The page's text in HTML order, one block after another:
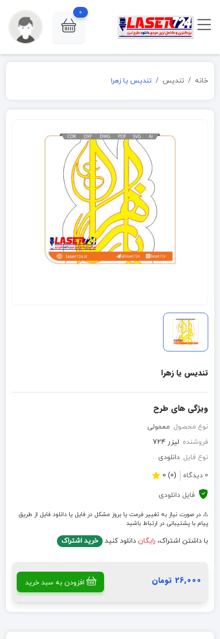
0
خانه تندیس تندیس یا زهرا
تندیس یا زهرا
ویژگی های طرح
نوع محصول معمولی
فروشنده لیزر 724
نوع فایل دانلودی
0 دیدگاه
(0) 0
فایل دانلودی
⚠️ در صورت نیاز به تغییر فرمت یا بروز مشکل در فایل یا دانلود فایل از طریق
پیام با پشتیبانی در ارتباط باشید
با داشتن اشتراک، رایگان دانلود کنید خرید اشتراک
26,000 تومان افزودن به سبد خرید